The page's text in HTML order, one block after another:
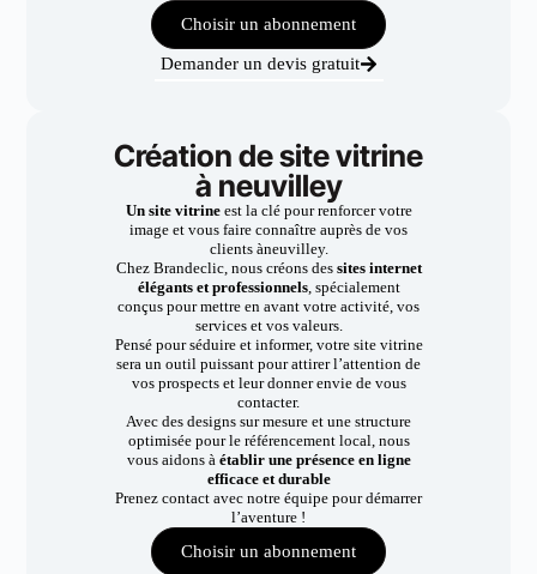
Choisir un abonnement
Demander un devis gratuit
Création de site vitrine
à neuvilley
Un site vitrineest la clé pour renforcer votre
image et vous faire connaître auprès de vos
clients àneuvilley.
Chez Brandeclic, nous créons dessites internet
élégants et professionnels, spécialement
conçus pour mettre en avant votre activité, vos
services et vos valeurs.
Pensé pour séduire et informer, votre site vitrine
sera un outil puissant pour attirer l’attention de
vos prospects et leur donner envie de vous
contacter.
Avec des designs sur mesure et une structure
optimisée pour le référencement local, nous
vous aidons à établir une présence en ligne
efficace et durable
Prenez contact avec notre équipe pour démarrer
l’aventure !
Choisir un abonnement